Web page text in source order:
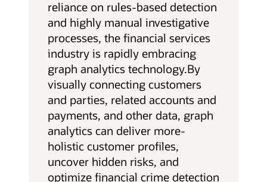
reliance on rules-based detection
and highly manual investigative
processes, the financial services
industry is rapidly embracing
graph analytics technology.By
visually connecting customers
and parties, related accounts and
payments, and other data, graph
analytics can deliver more-
holistic customer profiles,
uncover hidden risks, and
optimize financial crime detection